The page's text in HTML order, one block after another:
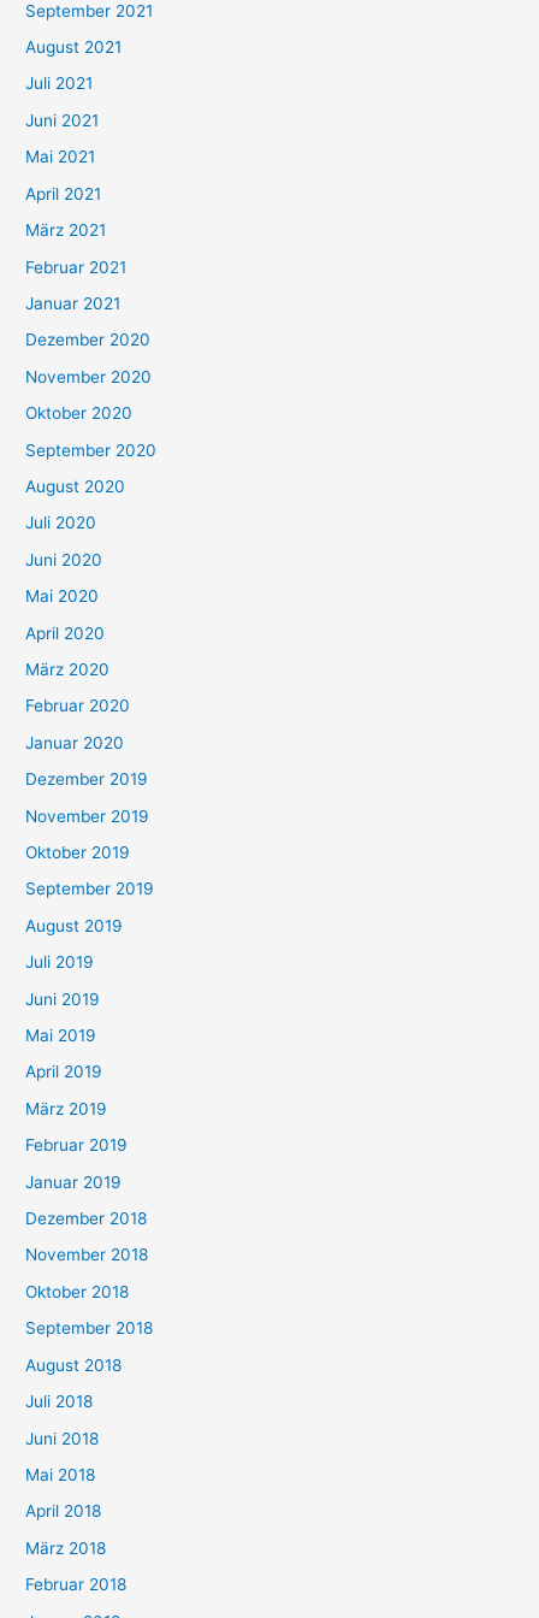
n
n
a
c
h
:
September 2021
August 2021
Juli 2021
Juni 2021
Mai 2021
April 2021
März 2021
Februar 2021
Januar 2021
Dezember 2020
November 2020
Oktober 2020
September 2020
August 2020
Juli 2020
Juni 2020
Mai 2020
April 2020
März 2020
Februar 2020
Januar 2020
Dezember 2019
November 2019
Oktober 2019
September 2019
August 2019
Juli 2019
Juni 2019
Mai 2019
April 2019
März 2019
Februar 2019
Januar 2019
Dezember 2018
November 2018
Oktober 2018
September 2018
August 2018
Juli 2018
Juni 2018
Mai 2018
April 2018
März 2018
Februar 2018